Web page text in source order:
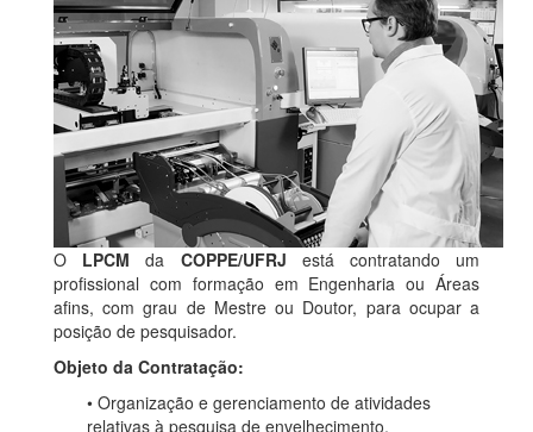
O LPCM da COPPE/UFRJ está contratando um
profissional com formação em Engenharia ou Áreas
afins, com grau de Mestre ou Doutor, para ocupar a
posição de pesquisador.
Objeto da Contratação:
• Organização e gerenciamento de atividades
relativas à pesquisa de envelhecimento,